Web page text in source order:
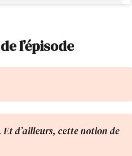
l’épisode
Et d’ailleurs, cette notion de